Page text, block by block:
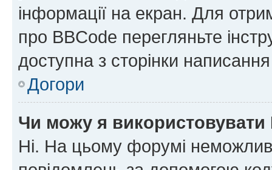
інформації на екран. Для
про BBCode перегляньте
доступна з сторінки
Догори
Чи можу я використовувати
Ні. На цьому форумі